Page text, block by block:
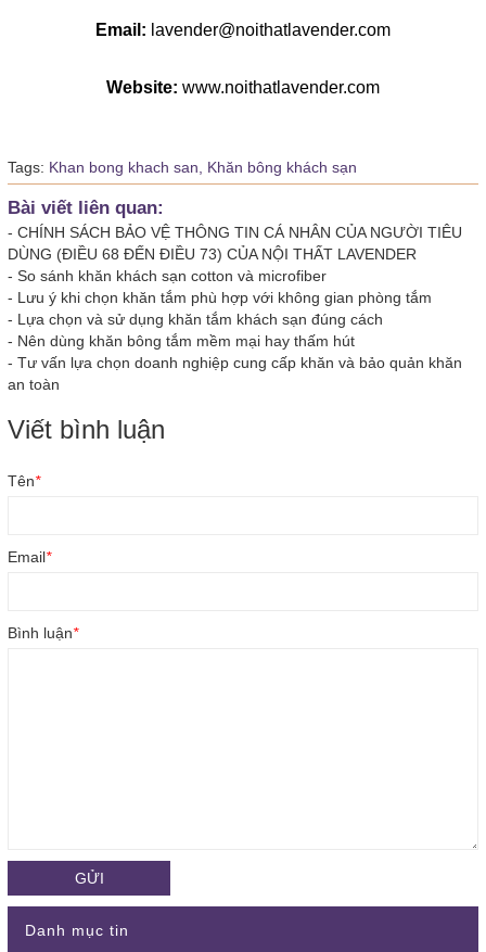
Email: lavender@noithatlavender.com
Website: www.noithatlavender.com
Tags: Khan bong khach san, Khăn bông khách sạn
Bài viết liên quan:
- CHÍNH SÁCH BẢO VỆ THÔNG TIN CÁ NHÂN CỦA NGƯỜI TIÊU
DÙNG (ĐIỀU 68 ĐẾN ĐIỀU 73) CỦA NỘI THẤT LAVENDER
- So sánh khăn khách sạn cotton và microfiber
- Lưu ý khi chọn khăn tắm phù hợp với không gian phòng tắm
- Lựa chọn và sử dụng khăn tắm khách sạn đúng cách
- Nên dùng khăn bông tắm mềm mại hay thấm hút
- Tư vấn lựa chọn doanh nghiệp cung cấp khăn và bảo quản khăn
an toàn
Viết bình luận
Tên*
Email*
Bình luận*
GỬI
Danh mục tin